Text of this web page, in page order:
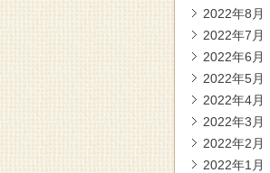
2022年8月
2022年7月
2022年6月
2022年5月
2022年4月
2022年3月
2022年2月
2022年1月